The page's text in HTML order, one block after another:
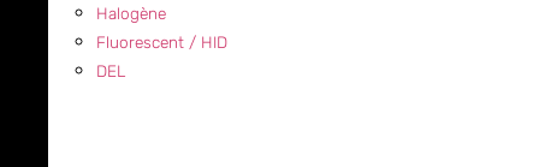
Halogène
Fluorescent / HID
DEL